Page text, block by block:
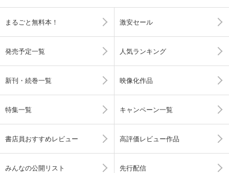
まるごと無料本！ 激安セール
発売予定一覧 人気ランキング
新刊・続巻一覧 映像化作品
特集一覧 キャンペーン一覧
書店員おすすめレビュー 高評価レビュー作品
みんなの公開リスト 先行配信